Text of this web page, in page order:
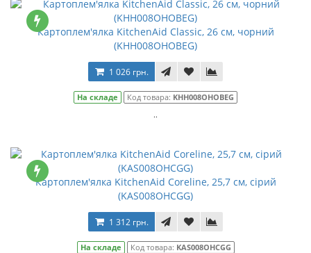
Картоплем'ялка KitchenAid Classic, 26 см, чорний
(KHH008OHOBEG)
1 026 грн.
На складе Код товара: KHH008OHOBEG
..
Картоплем'ялка KitchenAid Coreline, 25,7 см, сірий
(KAS008OHCGG)
1 312 грн.
На складе Код товара: KAS008OHCGG